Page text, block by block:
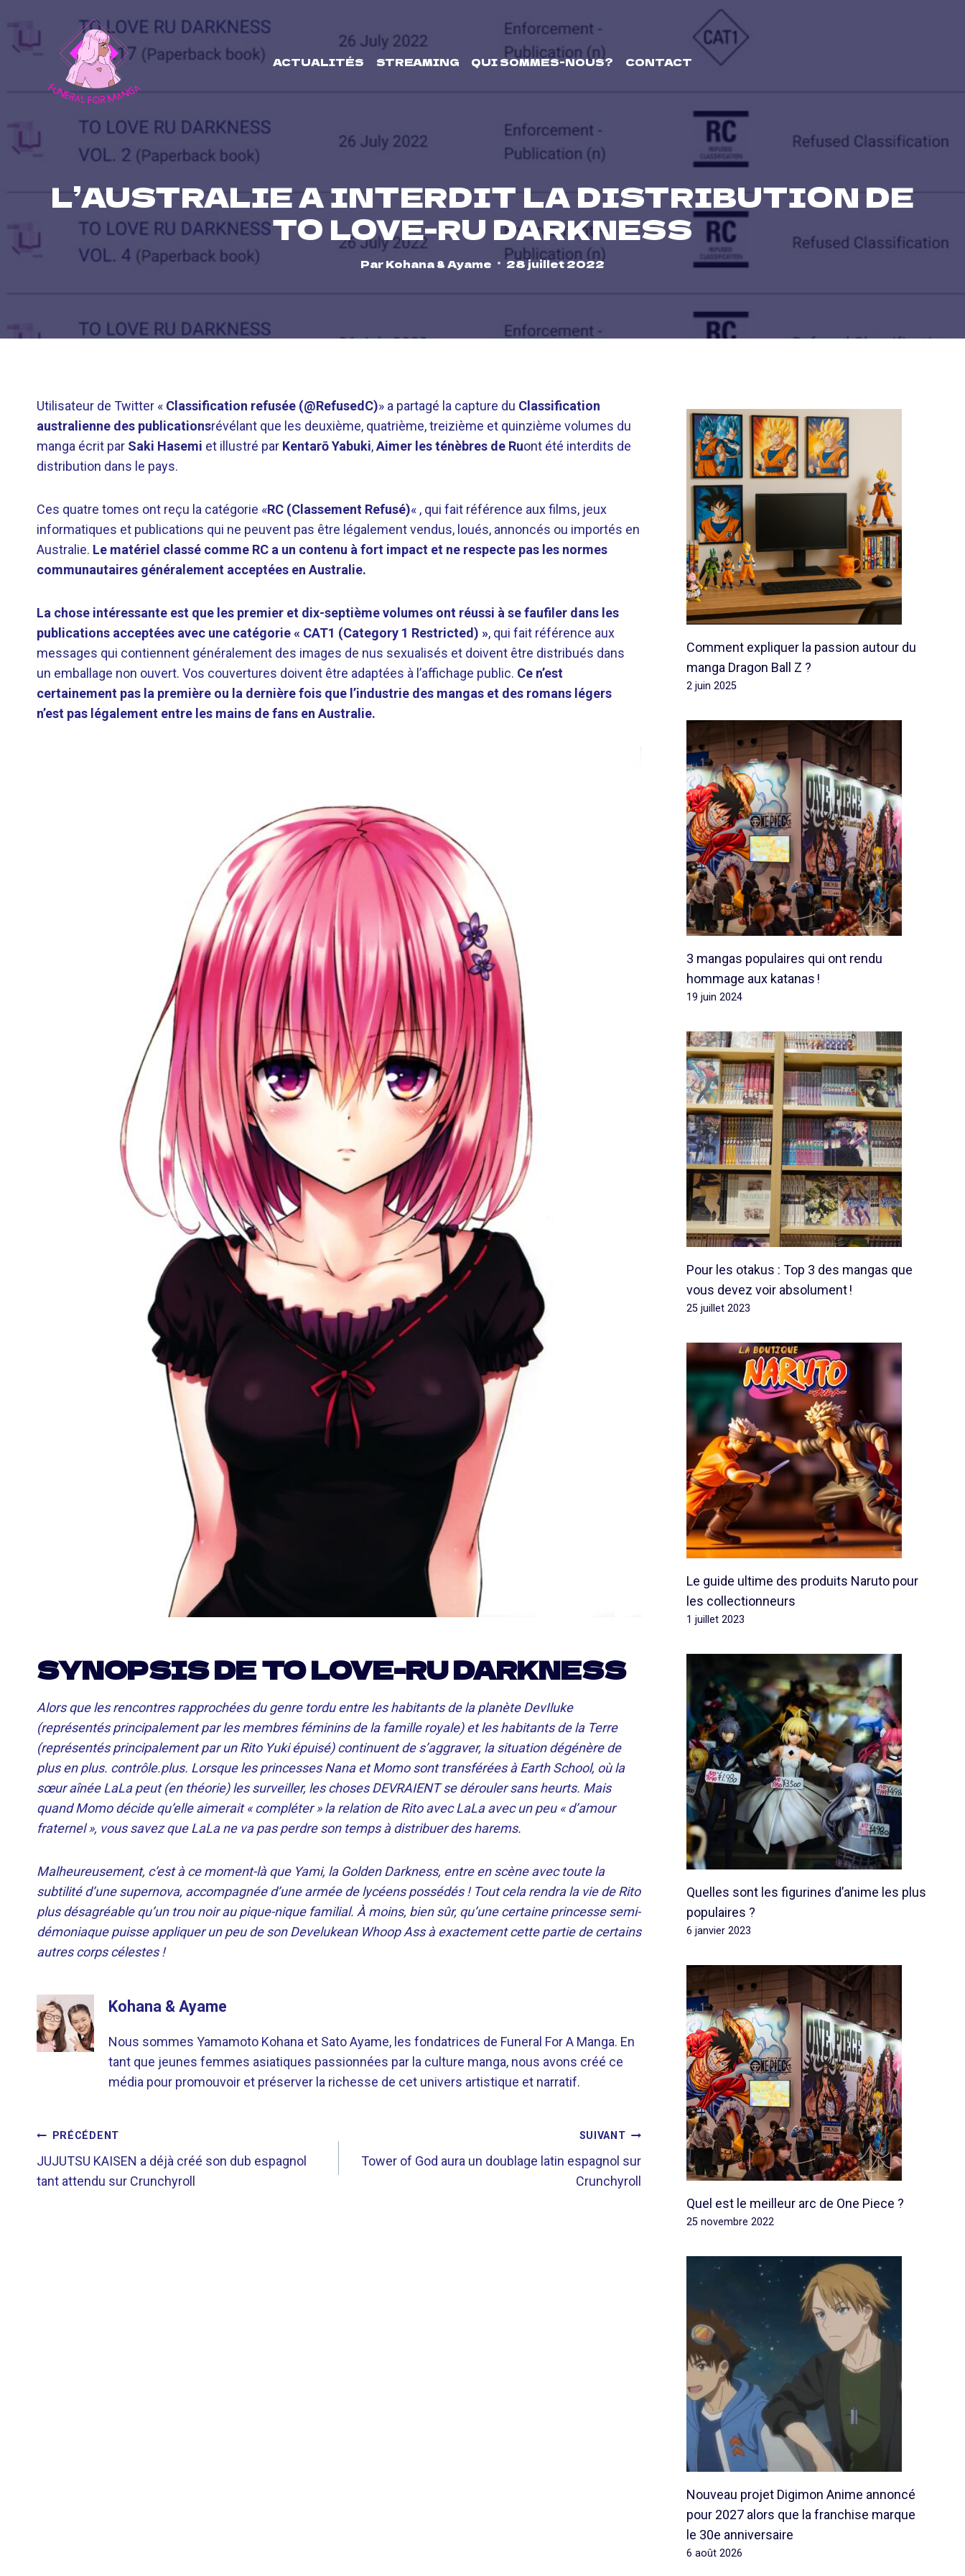
content
ACTUALITÉS STREAMING QUI SOMMES-NOUS? CONTACT
L’AUSTRALIE A INTERDIT LA DISTRIBUTION DE
TO LOVE-RU DARKNESS
ParKohana & Ayame 28 juillet 2022
Utilisateur de Twitter « Classification refusée (@RefusedC)» a partagé la capture du Classification
australienne des publicationsrévélant que les deuxième, quatrième, treizième et quinzième volumes du
manga écrit par Saki Hasemi et illustré par Kentarō Yabuki,Aimer les ténèbres de Ruont été interdits de
distribution dans le pays.
Ces quatre tomes ont reçu la catégorie «RC (Classement Refusé)« , qui fait référence aux films, jeux
informatiques et publications qui ne peuvent pas être légalement vendus, loués, annoncés ou importés en
Australie. Le matériel classé comme RC a un contenu à fort impact et ne respecte pas les normes
communautaires généralement acceptées en Australie.
La chose intéressante est que les premier et dix-septième volumes ont réussi à se faufiler dans les
publications acceptées avec une catégorie « CAT1 (Category 1 Restricted) », qui fait référence aux
messages qui contiennent généralement des images de nus sexualisés et doivent être distribués dans
un emballage non ouvert. Vos couvertures doivent être adaptées à l’affichage public. Ce n’est
certainement pas la première ou la dernière fois que l’industrie des mangas et des romans légers
n’est pas légalement entre les mains de fans en Australie.
SYNOPSIS DE TO LOVE-RU DARKNESS
Alors que les rencontres rapprochées du genre tordu entre les habitants de la planète DevIluke
(représentés principalement par les membres féminins de la famille royale) et les habitants de la Terre
(représentés principalement par un Rito Yuki épuisé) continuent de s’aggraver, la situation dégénère de
plus en plus. contrôle.plus. Lorsque les princesses Nana et Momo sont transférées à Earth School, où la
sœur aînée LaLa peut (en théorie) les surveiller, les choses DEVRAIENT se dérouler sans heurts. Mais
quand Momo décide qu’elle aimerait « compléter » la relation de Rito avec LaLa avec un peu « d’amour
fraternel », vous savez que LaLa ne va pas perdre son temps à distribuer des harems.
Malheureusement, c’est à ce moment-là que Yami, la Golden Darkness, entre en scène avec toute la
subtilité d’une supernova, accompagnée d’une armée de lycéens possédés ! Tout cela rendra la vie de Rito
plus désagréable qu’un trou noir au pique-nique familial. À moins, bien sûr, qu’une certaine princesse semi-
démoniaque puisse appliquer un peu de son Develukean Whoop Ass à exactement cette partie de certains
autres corps célestes !
Kohana & Ayame
Nous sommes Yamamoto Kohana et Sato Ayame, les fondatrices de Funeral For A Manga. En
tant que jeunes femmes asiatiques passionnées par la culture manga, nous avons créé ce
média pour promouvoir et préserver la richesse de cet univers artistique et narratif.
NAVIGATION
DE
PRÉCÉDENT
JUJUTSU KAISEN a déjà créé son dub espagnol
tant attendu sur Crunchyroll
SUIVANT
Tower of God aura un doublage latin espagnol sur
Crunchyroll
Comment expliquer la passion autour du
manga Dragon Ball Z ?
2 juin 2025
3 mangas populaires qui ont rendu
hommage aux katanas !
19 juin 2024
Pour les otakus : Top 3 des mangas que
vous devez voir absolument !
25 juillet 2023
Le guide ultime des produits Naruto pour
les collectionneurs
1 juillet 2023
Quelles sont les figurines d’anime les plus
populaires ?
6 janvier 2023
Quel est le meilleur arc de One Piece ?
25 novembre 2022
Nouveau projet Digimon Anime annoncé
pour 2027 alors que la franchise marque
le 30e anniversaire
6 août 2026